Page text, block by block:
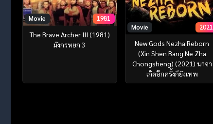
Movie 1981
The Brave Archer III (1981)
มังกรหยก 3
Movie 2021
New Gods Nezha Reborn
(Xin Shen Bang Ne Zha
Chongsheng) (2021) นาจา
เกิดอีกครั้งก็ยังเทพ